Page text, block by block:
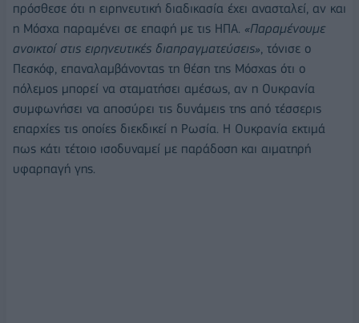
πρόσθεσε ότι η ειρηνευτική διαδικασία έχει ανασταλεί, αν και
η Μόσχα παραμένει σε επαφή με τις ΗΠΑ. «Παραμένουμε
ανοικτοί στις ειρηνευτικές διαπραγματεύσεις», τόνισε ο
Πεσκόφ, επαναλαμβάνοντας τη θέση της Μόσχας ότι ο
πόλεμος μπορεί να σταματήσει αμέσως, αν η Ουκρανία
συμφωνήσει να αποσύρει τις δυνάμεις της από τέσσερις
επαρχίες τις οποίες διεκδικεί η Ρωσία. Η Ουκρανία εκτιμά
πως κάτι τέτοιο ισοδυναμεί με παράδοση και αιματηρή
υφαρπαγή γης.